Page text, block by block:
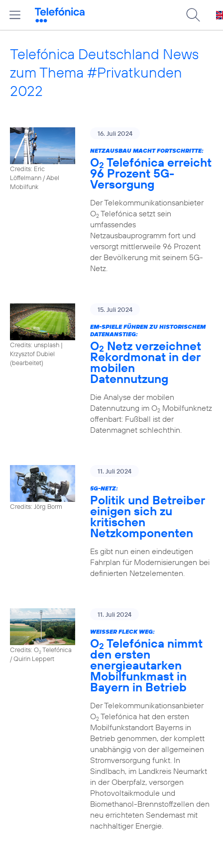
Telefónica Deutschland News
zum Thema #Privatkunden
2022
Credits: Eric
Löffelmann / Abel
Mobilfunk
16. Juli 2024
NETZAUSBAU MACHT FORTSCHRITTE:
O2 Telefónica erreicht
96 Prozent 5G-
Versorgung
Der Telekommunikationsanbieter
O2Telefónica setzt sein
umfassendes
Netzausbauprogramm fort und
versorgt mittlerweile 96 Prozent
der Bevölkerung mit seinem 5G-
Netz.
Credits: unsplash |
Krzysztof Dubiel
(bearbeitet)
15. Juli 2024
EM-SPIELE FÜHREN ZU HISTORISCHEM
DATENANSTIEG:
O2 Netz verzeichnet
Rekordmonat in der
mobilen
Datennutzung
Die Analyse der mobilen
Datennutzung im O2Mobilfunknetz
offenbart: Fußball ist der
Datenmagnet schlechthin.
Credits: Jörg Borm
11. Juli 2024
5G-NETZ:
Politik und Betreiber
einigen sich zu
kritischen
Netzkomponenten
Es gibt nun einen eindeutigen
Fahrplan für Modernisierungen bei
definierten Netzelementen.
Credits: O2Telefónica
/ Quirin Leppert
11. Juli 2024
WEISSER FLECK WEG:
O2 Telefónica nimmt
den ersten
energieautarken
Mobilfunkmast in
Bayern in Betrieb
Der Telekommunikationsanbieter
O2Telefónica hat den ersten
Mobilfunkstandort Bayerns in
Betrieb genommen, der komplett
unabhängig von der allgemeinen
Stromversorgung funkt. In
Sindlbach, im Landkreis Neumarkt
in der Oberpfalz, versorgen
Photovoltaikmodule und
Biomethanol-Brennstoffzellen den
neu errichteten Sendemast mit
nachhaltiger Energie.